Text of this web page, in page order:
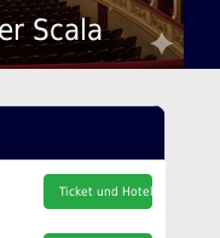
Scala
Ticket und Hotel